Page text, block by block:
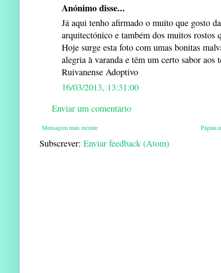
Anónimo disse...
Já aqui tenho afirmado o muito que gosto
arquitectónico e também dos muitos rostos
Hoje surge esta foto com umas bonitas
alegria à varanda e têm um certo sabor aos
Ruivanense Adoptivo
16/03/2013, 13:31:00
Enviar um comentário
Mensagem mais recente Página
Subscrever: Enviar feedback (Atom)